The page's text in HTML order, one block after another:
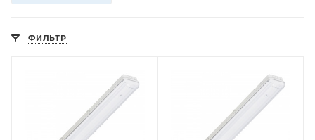
ФИЛЬТР